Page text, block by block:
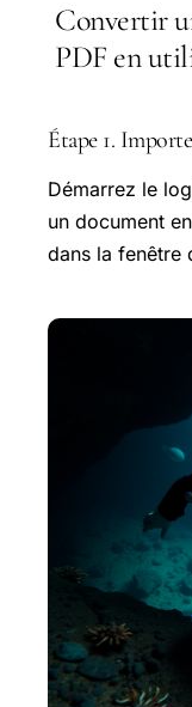
Convertir
PDF en
Étape 1.
Démarrez le
un document
dans la fenêtre